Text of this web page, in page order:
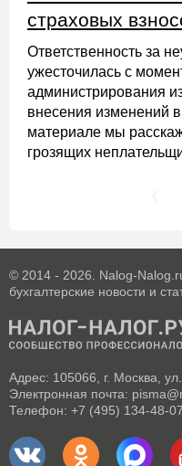
страховых
Ответственность за
ужесточилась с
администрирования
внесения изменений
материале мы
грозящих
© 2014 - 2026. Nalog-
бухгалтерские новости и
Адрес: 105066, г. Москва,
Электронная почта:
Телефон: +7 (495) 134-48-07